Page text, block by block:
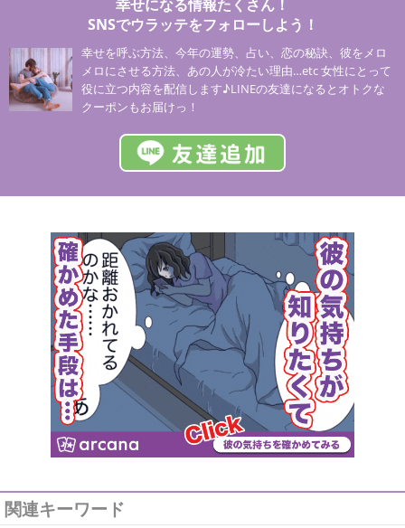
幸せになる情報たくさん！
SNSでウラッテをフォローしよう！
幸せを呼ぶ方法、今年の運勢、占い、恋の秘訣、彼をメロ
メロにさせる方法、あの人が冷たい理由…etc 女性にとって
役に立つ内容を配信します♪LINEの友達になるとオトクな
クーポンもお届けっ！
関連キーワード